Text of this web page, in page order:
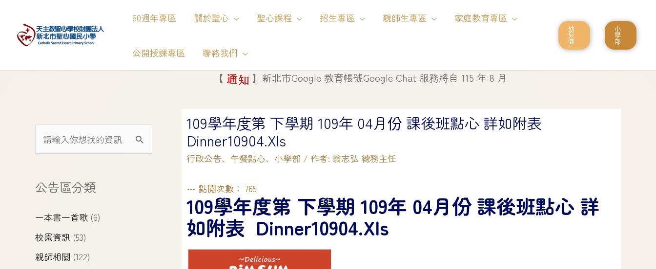
60週年專區 關於聖心 聖心課程 招生專區 親師生專區 家庭教育專區
公開授課專區 聯絡我們
幼
兒
園
小
學
部
】新北市Google 教育帳號Google Chat 服務將自 115 年 8 月 1 日起停止使用
公告區分類
一本書一首歌 (6)
校園資訊 (53)
親師相關 (122)
109學年度第 下學期 109年 04月份 課後班點心 詳如附表
Dinner10904.xls
行政公告、 午餐點心、 小學部 / 作者: 翁志弘 總務主任
點閱次數： 765
109學年度第 下學期 109年 04月份 課後班點心 詳
如附表 Dinner10904.xls